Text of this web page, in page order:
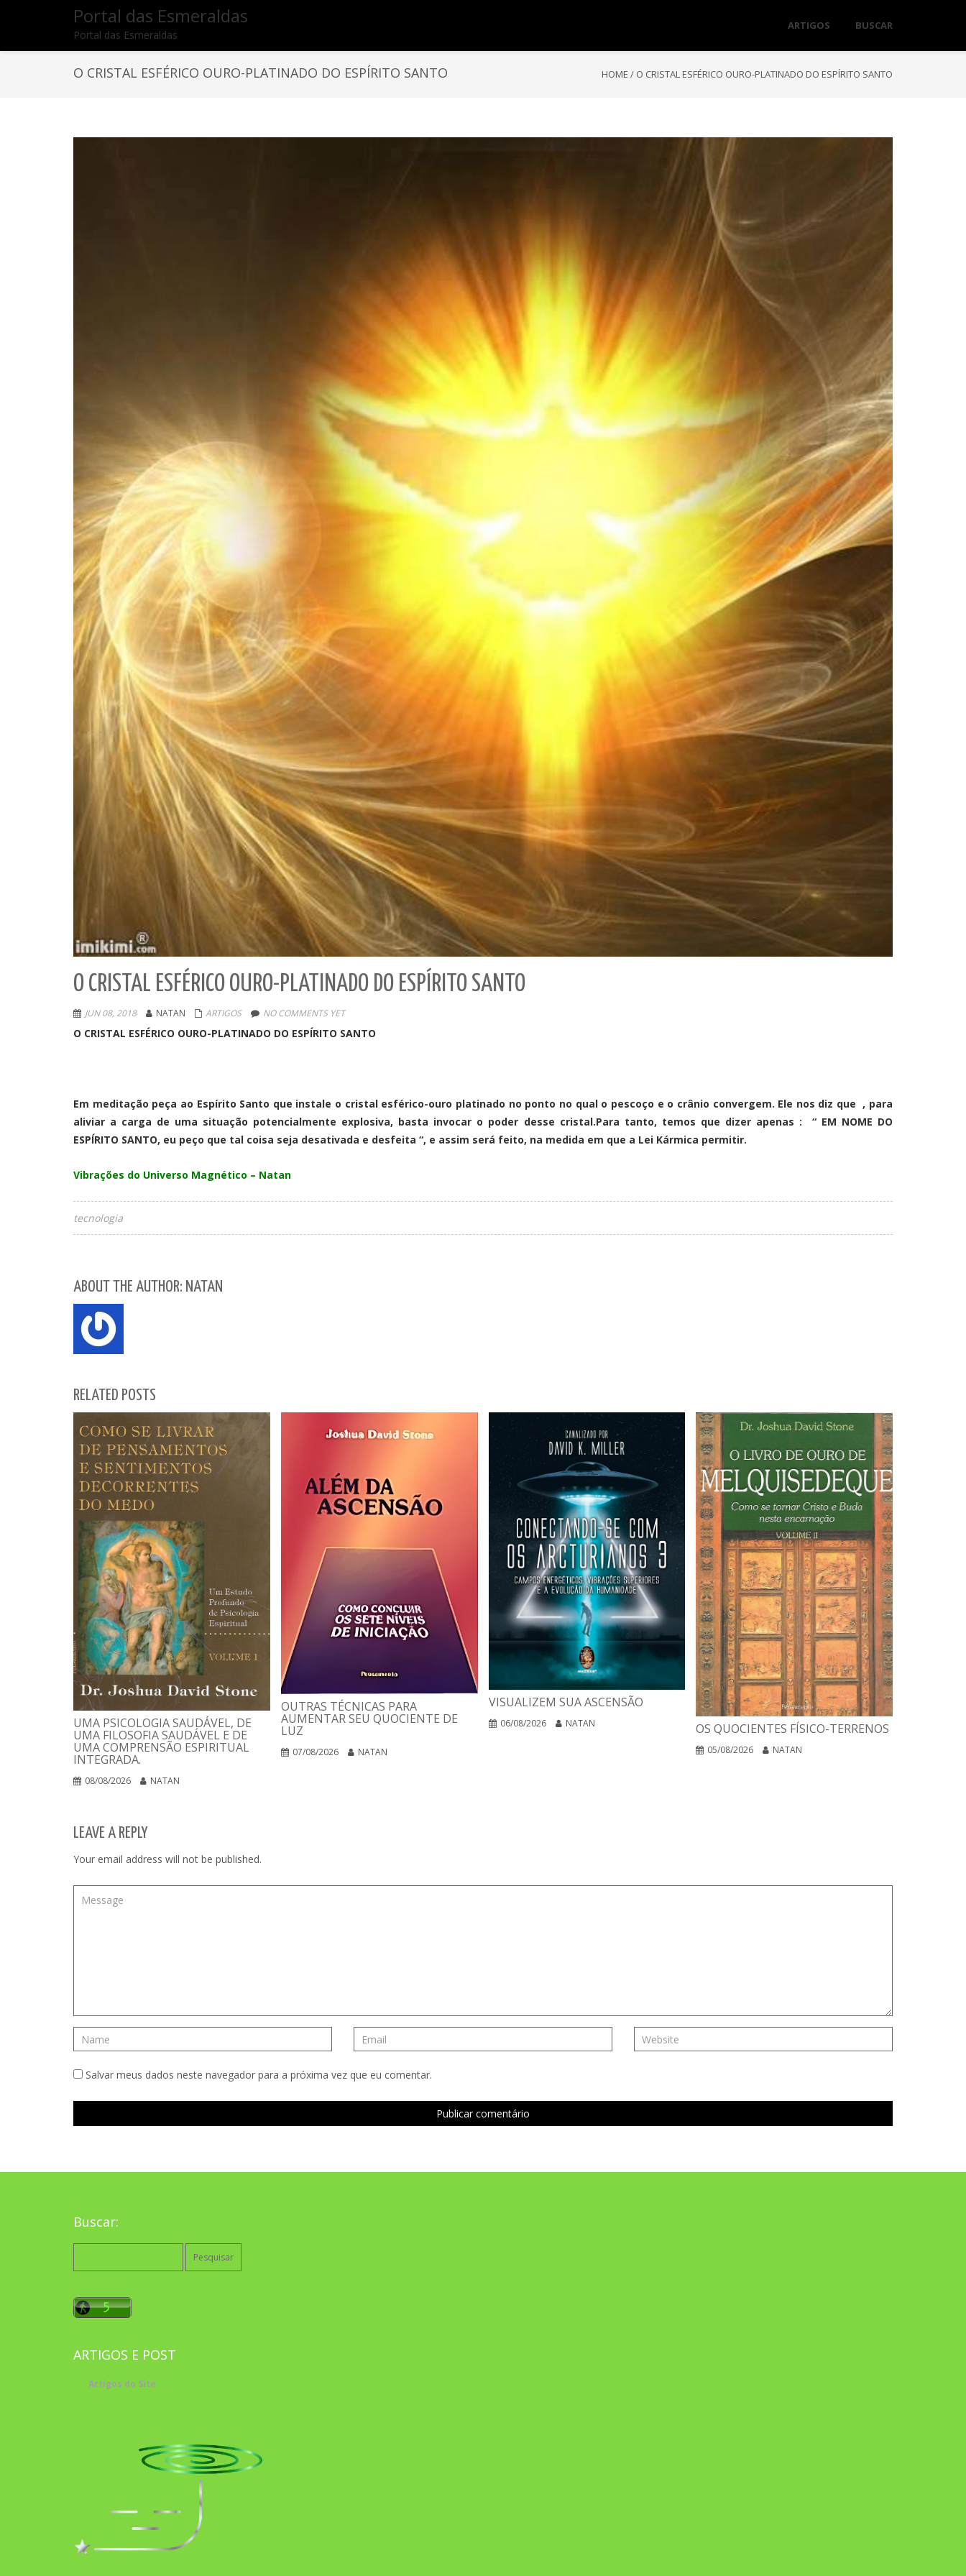
Portal das Esmeraldas
Portal das Esmeraldas
ARTIGOS BUSCAR
O CRISTAL ESFÉRICO OURO-PLATINADO DO ESPÍRITO SANTO HOME / O CRISTAL ESFÉRICO OURO-PLATINADO DO ESPÍRITO SANTO
O CRISTAL ESFÉRICO OURO-PLATINADO DO ESPÍRITO SANTO
JUN 08, 2018 NATAN ARTIGOS NO COMMENTS YET
O CRISTAL ESFÉRICO OURO-PLATINADO DO ESPÍRITO SANTO
Em meditação peça ao Espírito Santo que instale o cristal esférico-ouro platinado no ponto no qual o pescoço e o crânio convergem. Ele nos diz que , para
aliviar a carga de uma situação potencialmente explosiva, basta invocar o poder desse cristal.Para tanto, temos que dizer apenas : “ EM NOME DO
ESPÍRITO SANTO, eu peço que tal coisa seja desativada e desfeita “, e assim será feito, na medida em que a Lei Kármica permitir.
Vibrações do Universo Magnético – Natan
tecnologia
ABOUT THE AUTHOR: NATAN
RELATED POSTS
UMA PSICOLOGIA SAUDÁVEL, DE
UMA FILOSOFIA SAUDÁVEL E DE
UMA COMPRENSÃO ESPIRITUAL
INTEGRADA.
08/08/2026 NATAN
OUTRAS TÉCNICAS PARA
AUMENTAR SEU QUOCIENTE DE
LUZ
07/08/2026 NATAN
VISUALIZEM SUA ASCENSÃO
06/08/2026 NATAN OS QUOCIENTES FÍSICO-TERRENOS
05/08/2026 NATAN
LEAVE A REPLY
Your email address will not be published.
Salvar meus dados neste navegador para a próxima vez que eu comentar.
Buscar:
ARTIGOS E POST
Artigos do Site